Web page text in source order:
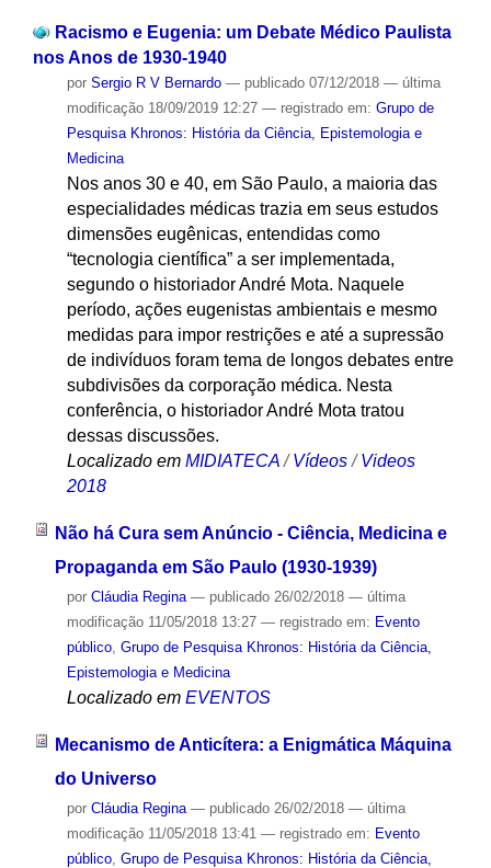
Racismo e Eugenia: um Debate Médico Paulista
nos Anos de 1930-1940
por Sergio R V Bernardo — publicado07/12/2018 — última
modificação18/09/2019 12:27 — registrado em: Grupo de
Pesquisa Khronos: História da Ciência, Epistemologia e
Medicina
Nos anos 30 e 40, em São Paulo, a maioria das
especialidades médicas trazia em seus estudos
dimensões eugênicas, entendidas como
“tecnologia científica” a ser implementada,
segundo o historiador André Mota. Naquele
período, ações eugenistas ambientais e mesmo
medidas para impor restrições e até a supressão
de indivíduos foram tema de longos debates entre
subdivisões da corporação médica. Nesta
conferência, o historiador André Mota tratou
dessas discussões.
Localizado em MIDIATECA /Vídeos /Videos
2018
Não há Cura sem Anúncio - Ciência, Medicina e
Propaganda em São Paulo (1930-1939)
por Cláudia Regina — publicado26/02/2018 — última
modificação11/05/2018 13:27 — registrado em: Evento
público, Grupo de Pesquisa Khronos: História da Ciência,
Epistemologia e Medicina
Localizado em EVENTOS
Mecanismo de Anticítera: a Enigmática Máquina
do Universo
por Cláudia Regina — publicado26/02/2018 — última
modificação11/05/2018 13:41 — registrado em: Evento
público, Grupo de Pesquisa Khronos: História da Ciência,